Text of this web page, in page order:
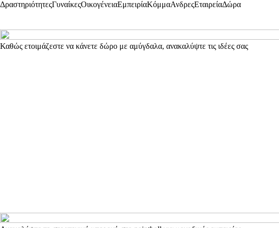
ΔραστηριότητεςΓυναίκεςΟικογένειαΕμπειρίαΚόμμαΑνδρεςΕταιρείαΔώρα
Καθώς ετοιμάζεστε να κάνετε δώρο με αμύγδαλα, ανακαλύψτε τις ιδέες σας